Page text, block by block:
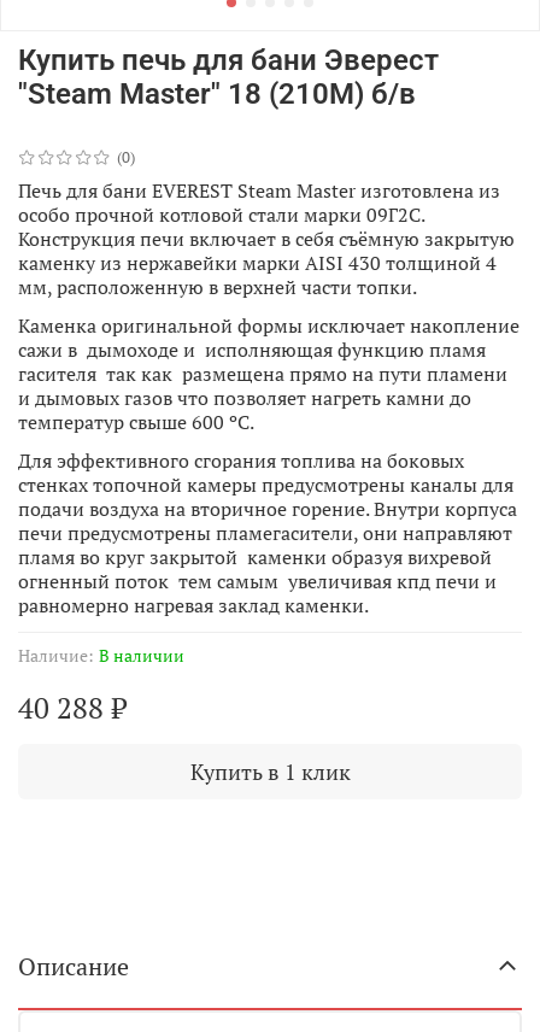
(0)
Наличие: В наличии
Купить печь для бани Эверест
"Steam Master" 18 (210М) б/в
40 288 ₽
Купить в 1 клик
Печь для бани EVEREST Steam Master изготовлена из
особо прочной котловой стали марки 09Г2С.
Конструкция печи включает в себя съёмную закрытую
каменку из нержавейки марки AISI 430 толщиной 4
мм, расположенную в верхней части топки.
Каменка оригинальной формы исключает накопление
сажи в дымоходе и исполняющая функцию пламя
гасителя так как размещена прямо на пути пламени
и дымовых газов что позволяет нагреть камни до
температур свыше 600 ºС.
Для эффективного сгорания топлива на боковых
стенках топочной камеры предусмотрены каналы для
подачи воздуха на вторичное горение. Внутри корпуса
печи предусмотрены пламегасители, они направляют
пламя во круг закрытой каменки образуя вихревой
огненный поток тем самым увеличивая кпд печи и
равномерно нагревая заклад каменки.
Описание